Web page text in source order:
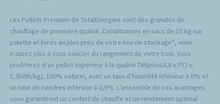
Les Pellets Premium de TotalEnergies sont des granulés de
chauffage de première qualité. Conditionnés en sacs de 15 kg sur
palette et livrés au plus près de votre lieu de stockage*, vous
n’aurez plus à vous soucier du rangement de votre bois. Vous
profiterez d’un pellet supérieur à la qualité DINplus(4,8 ≤ PCI ≤
5,3kWh/kg), 100% naturel, avec un taux d’humidité inférieur à 8% et
un taux de cendres inférieur à 0,5%. L’ensemble de ces avantages
vous garantiront un confort de chauffe et un rendement optimal